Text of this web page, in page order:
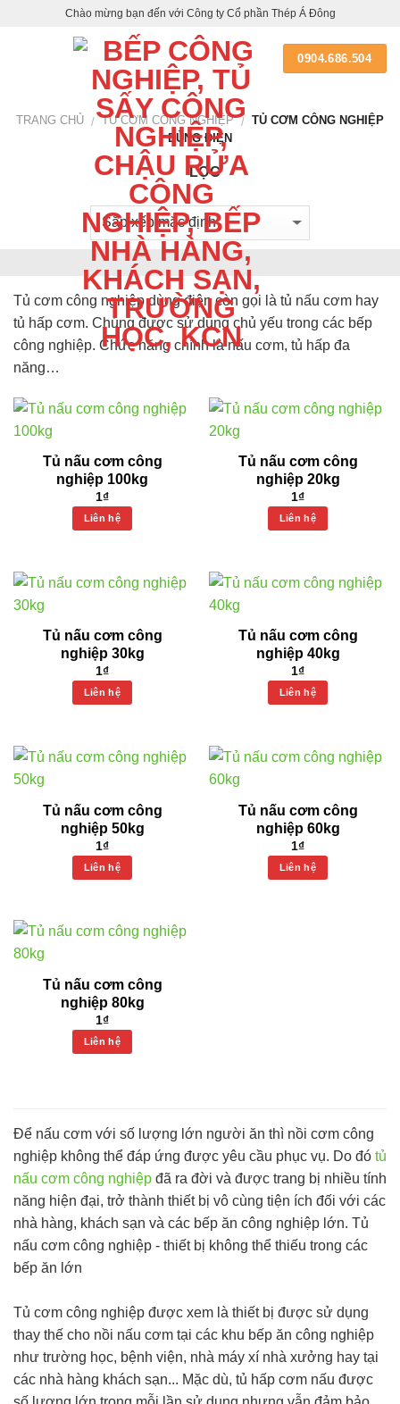
Chào mừng bạn đến với Công ty Cổ phần Thép Á Đông
0904.686.504
TRANG CHỦ / TỦ CƠM CÔNG NGHIỆP / TỦ CƠM CÔNG NGHIỆP
DÙNG ĐIỆN
LỌC
Tủ cơm công nghiệp dùng điện còn gọi là tủ nấu cơm hay
tủ hấp cơm. Chúng được sử dụng chủ yếu trong các bếp
công nghiệp. Chức năng chính là nấu cơm, tủ hấp đa
năng…
Tủ nấu cơm công
nghiệp 100kg
1₫
Liên hệ
Tủ nấu cơm công
nghiệp 20kg
1₫
Liên hệ
Tủ nấu cơm công
nghiệp 30kg
1₫
Liên hệ
Tủ nấu cơm công
nghiệp 40kg
1₫
Liên hệ
Tủ nấu cơm công
nghiệp 50kg
1₫
Liên hệ
Tủ nấu cơm công
nghiệp 60kg
1₫
Liên hệ
Tủ nấu cơm công
nghiệp 80kg
1₫
Liên hệ
Để nấu cơm với số lượng lớn người ăn thì nồi cơm công
nghiệp không thể đáp ứng được yêu cầu phục vụ. Do đó tủ
nấu cơm công nghiệp đã ra đời và được trang bị nhiều tính
năng hiện đại, trở thành thiết bị vô cùng tiện ích đối với các
nhà hàng, khách sạn và các bếp ăn công nghiệp lớn. Tủ
nấu cơm công nghiệp - thiết bị không thể thiếu trong các
bếp ăn lớn
Tủ cơm công nghiệp được xem là thiết bị được sử dụng
thay thế cho nồi nấu cơm tại các khu bếp ăn công nghiệp
như trường học, bệnh viện, nhà máy xí nhà xưởng hay tại
các nhà hàng khách sạn... Mặc dù, tủ hấp cơm nấu được